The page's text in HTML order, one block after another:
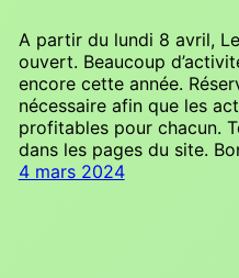
A partir du lundi 8 avril,
ouvert. Beaucoup
encore cette année.
nécessaire afin que les
profitables pour chacun.
dans les pages du site.
4 mars 2024